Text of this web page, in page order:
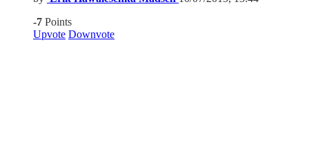
-7 Points
Upvote Downvote